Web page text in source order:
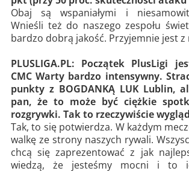
Obaj są wspaniałymi i
Wnieśli też do naszego zespołu
bardzo dobrą jakość. Przyjemnie jest z
PLUSLIGA.PL: Początek PlusLigi
CMC Warty bardzo intensywny.
punkty z BOGDANKĄ LUK Lublin,
pan, że to może być ciężkie
rozgrywki. Tak to rzeczywiście
Tak, to się potwierdza. W każdym
walkę ze strony naszych rywali.
chcą się zaprezentować z jak
wiedzą, że jesteśmy mocni i to